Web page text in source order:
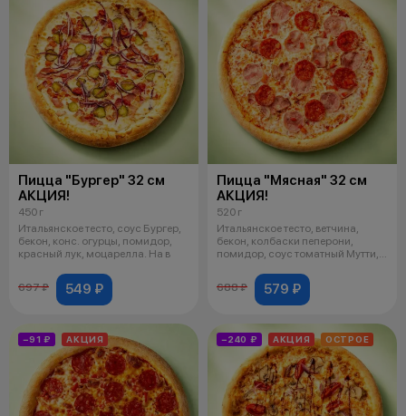
Пицца "Бургер" 32 см
АКЦИЯ!
450 г
Итальянское тесто, соус Бургер,
бекон, конс. огурцы, помидор,
красный лук, моцарелла. На в
697 ₽ 549 ₽
Пицца "Мясная" 32 см
АКЦИЯ!
520 г
Итальянское тесто, ветчина,
бекон, колбаски пеперони,
помидор, соус томатный Мутти,
688 ₽
579 ₽
−91 ₽ АКЦИЯ −240 ₽ АКЦИЯ ОСТРОЕ